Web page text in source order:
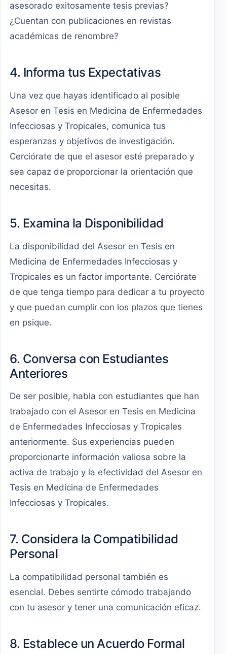
asesorado exitosamente tesis previas?
¿Cuentan con publicaciones en revistas
académicas de renombre?
4. Informa tus Expectativas
Una vez que hayas identificado al posible
Asesor en Tesis en Medicina de Enfermedades
Infecciosas y Tropicales, comunica tus
esperanzas y objetivos de investigación.
Cerciórate de que el asesor esté preparado y
sea capaz de proporcionar la orientación que
necesitas.
5. Examina la Disponibilidad
La disponibilidad del Asesor en Tesis en
Medicina de Enfermedades Infecciosas y
Tropicales es un factor importante. Cerciórate
de que tenga tiempo para dedicar a tu proyecto
y que puedan cumplir con los plazos que tienes
en psique.
6. Conversa con Estudiantes
Anteriores
De ser posible, habla con estudiantes que han
trabajado con el Asesor en Tesis en Medicina
de Enfermedades Infecciosas y Tropicales
anteriormente. Sus experiencias pueden
proporcionarte información valiosa sobre la
activa de trabajo y la efectividad del Asesor en
Tesis en Medicina de Enfermedades
Infecciosas y Tropicales.
7. Considera la Compatibilidad
Personal
La compatibilidad personal también es
esencial. Debes sentirte cómodo trabajando
con tu asesor y tener una comunicación eficaz.
8. Establece un Acuerdo Formal